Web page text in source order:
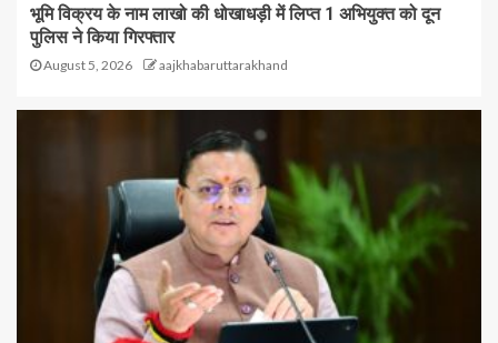
भूमि विक्रय के नाम लाखो की धोखाधड़ी में लिप्त 1 अभियुक्त को दून
पुलिस ने किया गिरफ्तार
August 5, 2026 aajkhabaruttarakhand